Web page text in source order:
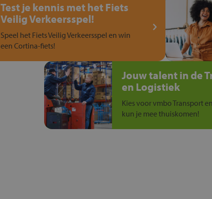
Test je kennis met het Fiets
Veilig Verkeersspel!
Speel het Fiets Veilig Verkeersspel en win
een Cortina-fiets!
Jouw talent in de
en Logistiek
Kies voor vmbo Transport
kun je mee thuiskomen!